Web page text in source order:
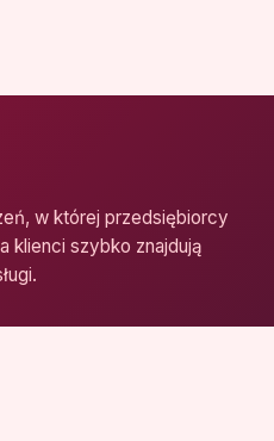
w której przedsiębiorcy
klienci szybko znajdują